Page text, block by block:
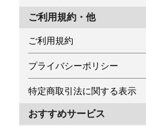
ご利用規約・他
ご利用規約
プライバシーポリシー
特定商取引法に関する表示
おすすめサービス